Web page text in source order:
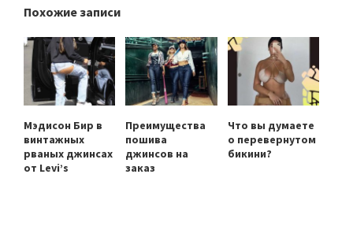
Похожие записи
Мэдисон Бир в
винтажных
рваных джинсах
от Levi’s
Преимущества
пошива
джинсов на
заказ
Что вы думаете
о перевернутом
бикини?